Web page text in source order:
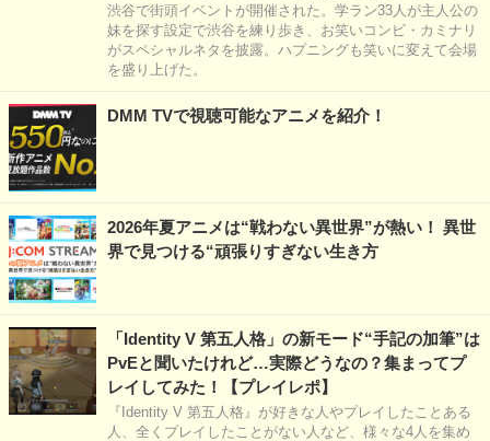
渋谷で街頭イベントが開催された。学ラン33人が主人公の
妹を探す設定で渋谷を練り歩き、お笑いコンビ・カミナリ
がスペシャルネタを披露。ハプニングも笑いに変えて会場
を盛り上げた。
DMM TVで視聴可能なアニメを紹介！
2026年夏アニメは“戦わない異世界”が熱い！ 異世
界で見つける“頑張りすぎない生き方
「Identity V 第五人格」の新モード“手記の加筆”は
PvEと聞いたけれど…実際どうなの？集まってプ
レイしてみた！【プレイレポ】
『Identity V 第五人格』が好きな人やプレイしたことある
人、全くプレイしたことがない人など、様々な4人を集め